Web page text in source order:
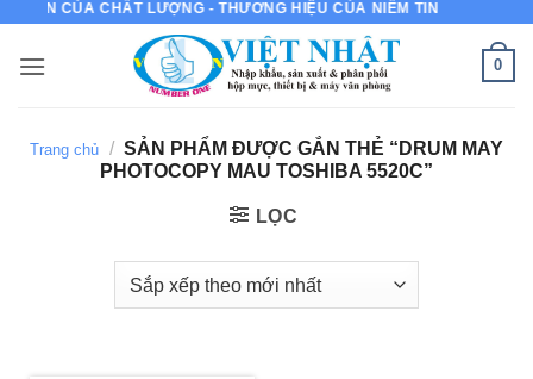
nội
IN CỦA CHẤT LƯỢNG - THƯƠNG HIỆU CỦA NIỀM TIN
0
Trang chủ / SẢN PHẨM ĐƯỢC GẮN THẺ “DRUM MAY
PHOTOCOPY MAU TOSHIBA 5520C”
LỌC